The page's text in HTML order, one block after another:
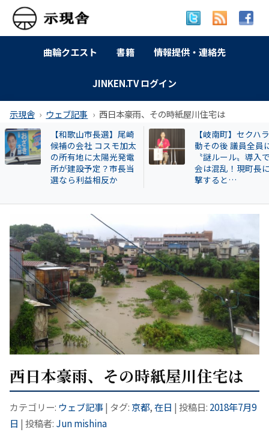
曲輪クエスト 書籍 情報提供・連絡先
JINKEN.TV ログイン
示現舎 ウェブ記事 西日本豪雨、その時紙屋川住宅は
【和歌山市長選】尾崎
候補の会社 コスモ加太
の所有地に太陽光発電
所が建設予定？市長当
選なら利益相反か
【岐南町】セクハ
動その後 議員全員
〝謎ルール〟導入
会は混乱！現町長
撃すると…
西日本豪雨、その時紙屋川住宅は
カテゴリー: ウェブ記事| タグ: 京都,在日 | 投稿日: 2018年7月9
日 | 投稿者: Jun mishina